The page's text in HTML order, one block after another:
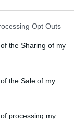
Opt Outs
the Sharing of my
the Sale of my
processing my
The